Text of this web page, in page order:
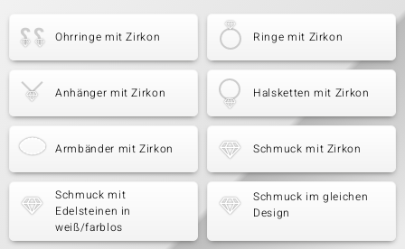
Ohrringe mit Zirkon Ringe mit Zirkon
Anhänger mit Zirkon Halsketten mit Zirkon
Armbänder mit Zirkon Schmuck mit Zirkon
Schmuck mit
Edelsteinen in
weiß/farblos
Schmuck im gleichen
Design